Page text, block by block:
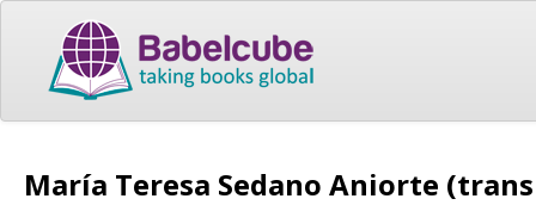
María Teresa Sedano Aniorte